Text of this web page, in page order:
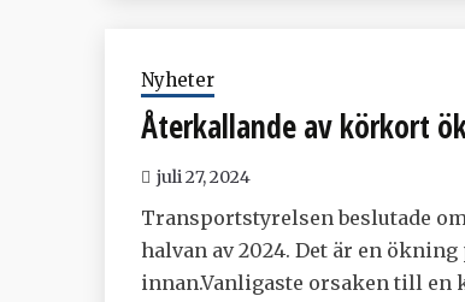
Nyheter
Återkallande av körkort
juli 27, 2024
Transportstyrelsen beslutade
halvan av 2024. Det är en
innan.Vanligaste orsaken till